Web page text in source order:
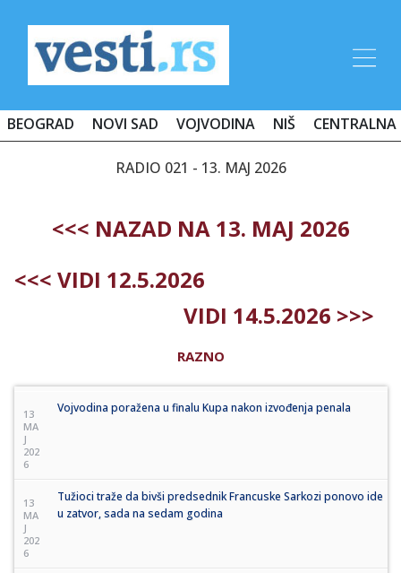
BEOGRAD NOVI SAD VOJVODINA NIŠ CENTRALNA
RADIO 021 - 13. MAJ 2026
<<< NAZAD NA 13. MAJ 2026
<<< VIDI 12.5.2026
VIDI 14.5.2026 >>>
RAZNO
13
MA
J
202
6
Vojvodina poražena u finalu Kupa nakon izvođenja penala
13
MA
J
202
6
Tužioci traže da bivši predsednik Francuske Sarkozi ponovo ide
u zatvor, sada na sedam godina